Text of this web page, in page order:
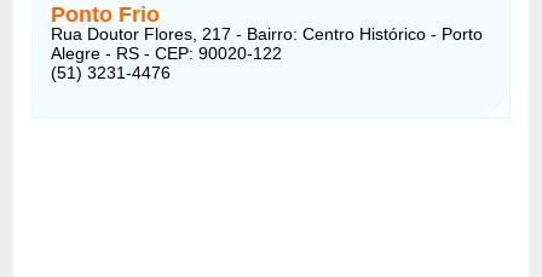
Ponto Frio
Rua Doutor Flores, 217 - Bairro: Centro Histórico - Porto
Alegre - RS - CEP: 90020-122
(51) 3231-4476